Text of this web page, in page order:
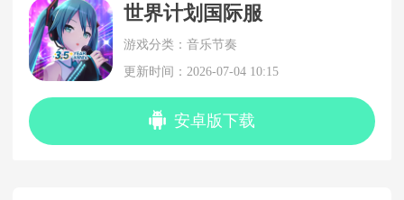
世界计划国际服
游戏分类：音乐节奏
更新时间：2026-07-04 10:15
安卓版下载